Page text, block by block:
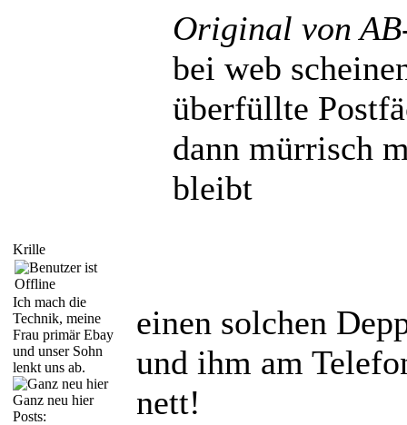
Krille
Ich mach die
Technik, meine
Frau primär Ebay
und unser Sohn
lenkt uns ab.
Ganz neu hier
Posts:
Original von
bei web
überfüllte
dann mürrisch
bleibt
einen solchen
und ihm am
nett!